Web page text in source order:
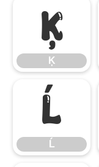
Ķ
Ķ
Ĺ
Ĺ